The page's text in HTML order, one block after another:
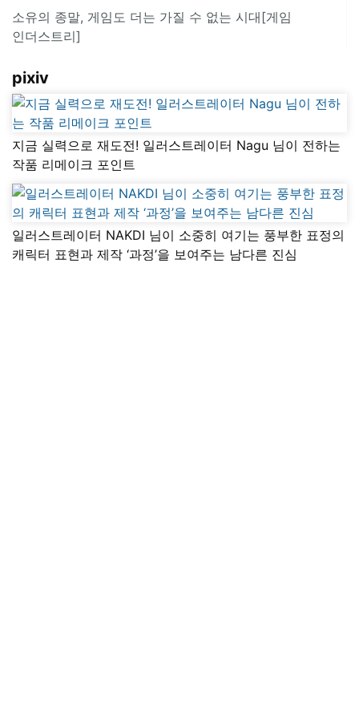
소유의 종말, 게임도 더는 가질 수 없는 시대[게임
인더스트리]
pixiv
지금 실력으로 재도전! 일러스트레이터 Nagu 님이 전하는
작품 리메이크 포인트
일러스트레이터 NAKDI 님이 소중히 여기는 풍부한 표정의
캐릭터 표현과 제작 ‘과정’을 보여주는 남다른 진심